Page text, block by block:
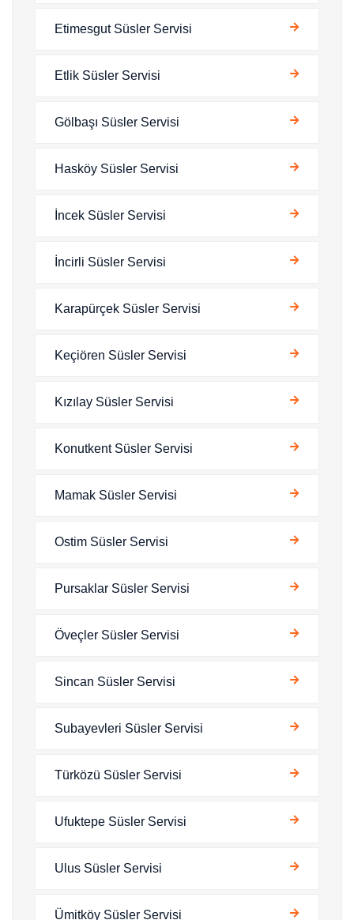
Etimesgut Süsler Servisi
Etlik Süsler Servisi
Gölbaşı Süsler Servisi
Hasköy Süsler Servisi
İncek Süsler Servisi
İncirli Süsler Servisi
Karapürçek Süsler Servisi
Keçiören Süsler Servisi
Kızılay Süsler Servisi
Konutkent Süsler Servisi
Mamak Süsler Servisi
Ostim Süsler Servisi
Pursaklar Süsler Servisi
Öveçler Süsler Servisi
Sincan Süsler Servisi
Subayevleri Süsler Servisi
Türközü Süsler Servisi
Ufuktepe Süsler Servisi
Ulus Süsler Servisi
Ümitköy Süsler Servisi